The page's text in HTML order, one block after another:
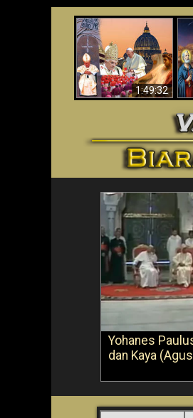
1:49:32
Wahyu di Vatikan
Sekarang
Yohanes
dan Kaya